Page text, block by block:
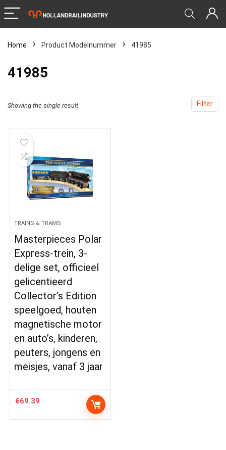
Home Product Modelnummer ‎41985
‎41985
Filter
Showing the single result
TRAINS & TRAMS
Masterpieces Polar
Express-trein, 3-
delige set, officieel
gelicentieerd
Collector’s Edition
speelgoed, houten
magnetische motor
en auto’s, kinderen,
peuters, jongens en
meisjes, vanaf 3 jaar
€69.39